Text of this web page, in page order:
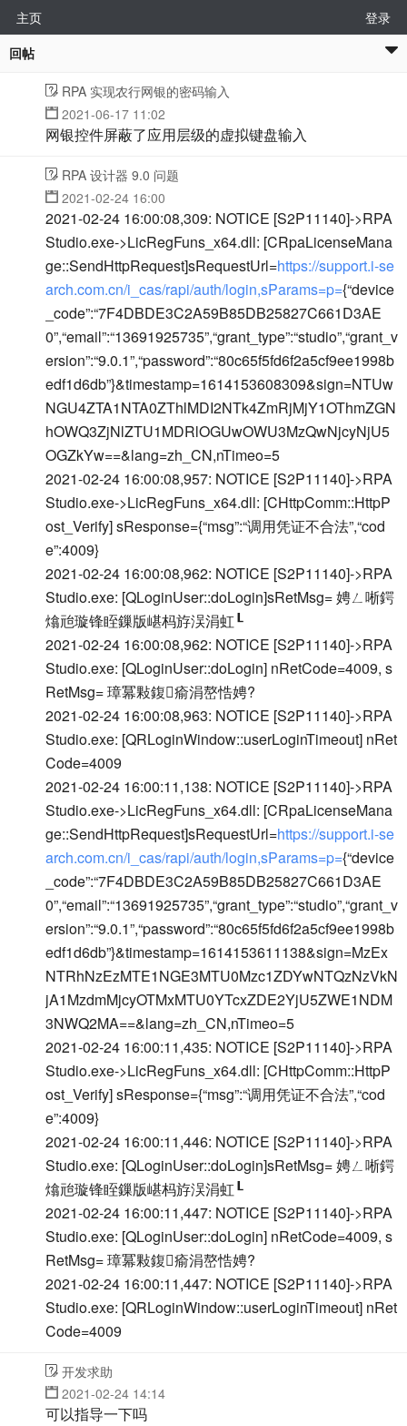
主页
登录
回帖
RPA 实现农行网银的密码输入
2021-06-17 11:02
网银控件屏蔽了应用层级的虚拟键盘输入
RPA 设计器 9.0 问题
2021-02-24 16:00
2021-02-24 16:00:08,309: NOTICE [S2P11140]->RPA
Studio.exe->LicRegFuns_x64.dll: [CRpaLicenseMana
ge::SendHttpRequest]sRequestUrl=https://support.i-se
arch.com.cn/i_cas/rapi/auth/login,sParams=p={“device
_code”:“7F4DBDE3C2A59B85DB25827C661D3AE
0”,“email”:“13691925735”,“grant_type”:“studio”,“grant_v
ersion”:“9.0.1”,“password”:“80c65f5fd6f2a5cf9ee1998b
edf1d6db”}&timestamp=1614153608309&sign=NTUw
NGU4ZTA1NTA0ZThlMDI2NTk4ZmRjMjY1OThmZGN
hOWQ3ZjNlZTU1MDRlOGUwOWU3MzQwNjcyNjU5
OGZkYw==&lang=zh_CN,nTimeo=5
2021-02-24 16:00:08,957: NOTICE [S2P11140]->RPA
Studio.exe->LicRegFuns_x64.dll: [CHttpComm::HttpP
ost_Verify] sResponse={“msg”:“调用凭证不合法”,“cod
e”:4009}
2021-02-24 16:00:08,962: NOTICE [S2P11140]->RPA
Studio.exe: [QLoginUser::doLogin]sRetMsg= 娉ㄥ唽鍔
熻兘璇锋眰鏁版嵁杩斿洖涓虹┖
2021-02-24 16:00:08,962: NOTICE [S2P11140]->RPA
Studio.exe: [QLoginUser::doLogin] nRetCode=4009, s
RetMsg= 璋冪敤鍑瘉涓嶅悎娉?
2021-02-24 16:00:08,963: NOTICE [S2P11140]->RPA
Studio.exe: [QRLoginWindow::userLoginTimeout] nRet
Code=4009
2021-02-24 16:00:11,138: NOTICE [S2P11140]->RPA
Studio.exe->LicRegFuns_x64.dll: [CRpaLicenseMana
ge::SendHttpRequest]sRequestUrl=https://support.i-se
arch.com.cn/i_cas/rapi/auth/login,sParams=p={“device
_code”:“7F4DBDE3C2A59B85DB25827C661D3AE
0”,“email”:“13691925735”,“grant_type”:“studio”,“grant_v
ersion”:“9.0.1”,“password”:“80c65f5fd6f2a5cf9ee1998b
edf1d6db”}&timestamp=1614153611138&sign=MzEx
NTRhNzEzMTE1NGE3MTU0Mzc1ZDYwNTQzNzVkN
jA1MzdmMjcyOTMxMTU0YTcxZDE2YjU5ZWE1NDM
3NWQ2MA==&lang=zh_CN,nTimeo=5
2021-02-24 16:00:11,435: NOTICE [S2P11140]->RPA
Studio.exe->LicRegFuns_x64.dll: [CHttpComm::HttpP
ost_Verify] sResponse={“msg”:“调用凭证不合法”,“cod
e”:4009}
2021-02-24 16:00:11,446: NOTICE [S2P11140]->RPA
Studio.exe: [QLoginUser::doLogin]sRetMsg= 娉ㄥ唽鍔
熻兘璇锋眰鏁版嵁杩斿洖涓虹┖
2021-02-24 16:00:11,447: NOTICE [S2P11140]->RPA
Studio.exe: [QLoginUser::doLogin] nRetCode=4009, s
RetMsg= 璋冪敤鍑瘉涓嶅悎娉?
2021-02-24 16:00:11,447: NOTICE [S2P11140]->RPA
Studio.exe: [QRLoginWindow::userLoginTimeout] nRet
Code=4009
开发求助
2021-02-24 14:14
可以指导一下吗